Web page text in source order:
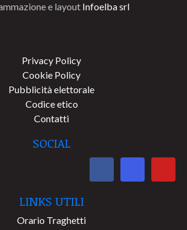
e layout Infoelba srl
Privacy Policy
Cookie Policy
Pubblicità elettorale
Codice etico
Contatti
SOCIAL
LINKS UTILI
Orario Traghetti